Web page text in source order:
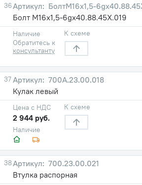
36
БолтМ16х1,5-
Болт М16х1,5-6gх40.88.45Х.019
Наличие
Обратитесь к
консультанту
К схеме
37
700А.23.00.018
Кулак левый
Наличие
Цена с НДС
2 944 руб.
К схеме
38
700.23.00.021
Втулка распорная